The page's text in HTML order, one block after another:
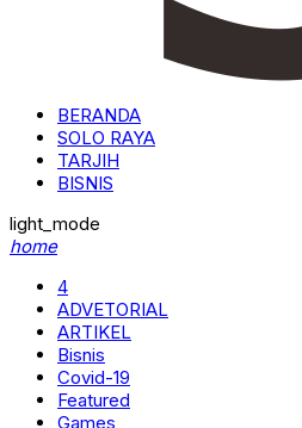
BERANDA
SOLO RAYA
TARJIH
BISNIS
light_mode
home
4
ADVETORIAL
ARTIKEL
Bisnis
Covid-19
Featured
Games